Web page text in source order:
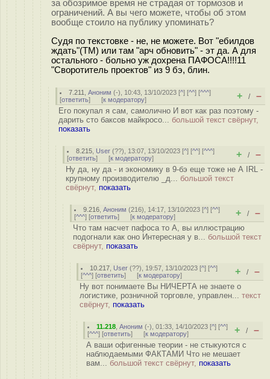
за обозримое время не страдая от тормозов и
ограничений. А вы чего можете, чтобы об этом
вообще стоило на публику упоминать?
Судя по текстовке - не, не можете. Вот "ебилдов
ждать"(ТМ) или там "арч обновить" - эт да. А для
остального - больно уж дохрена ПАФОСА!!!!11
"Своротитель проектов" из 9 бэ, блин.
7.211 ,Аноним (-), 10:43, 13/10/2023 [^] [^^] [^^^]
[ответить] [к модератору] + / –
Его покупал я сам, самолично И вот как раз поэтому -
дарить сто баксов майкросо... большой текст свёрнут,
показать
8.215 User (??), 13:07, 13/10/2023 [^] [^^] [^^^]
[ответить] [к модератору] + / –
Ну да, ну да - и экономику в 9-бэ еще тоже не А IRL -
крупному производителю _д... большой текст
свёрнут, показать
9.216 ,Аноним (216), 14:17, 13/10/2023 [^] [^^]
[^^^] [ответить] [к модератору] + / –
Что там насчет пафоса то А, вы иллюстрацию
подогнали как оно Интересная у в... большой текст
свёрнут, показать
10.217 User (??), 19:57, 13/10/2023 [^] [^^]
[^^^] [ответить] [к модератору] + / –
Ну вот понимаете Вы НИЧЕРТА не знаете о
логистике, розничной торговле, управлен... текст
свёрнут, показать
11.218 ,Аноним (-), 01:33, 14/10/2023 [^] [^^]
[^^^] [ответить] [к модератору] + / –
А ваши офигенные теории - не стыкуются с
наблюдаемыми ФАКТАМИ Что не мешает
вам... большой текст свёрнут, показать